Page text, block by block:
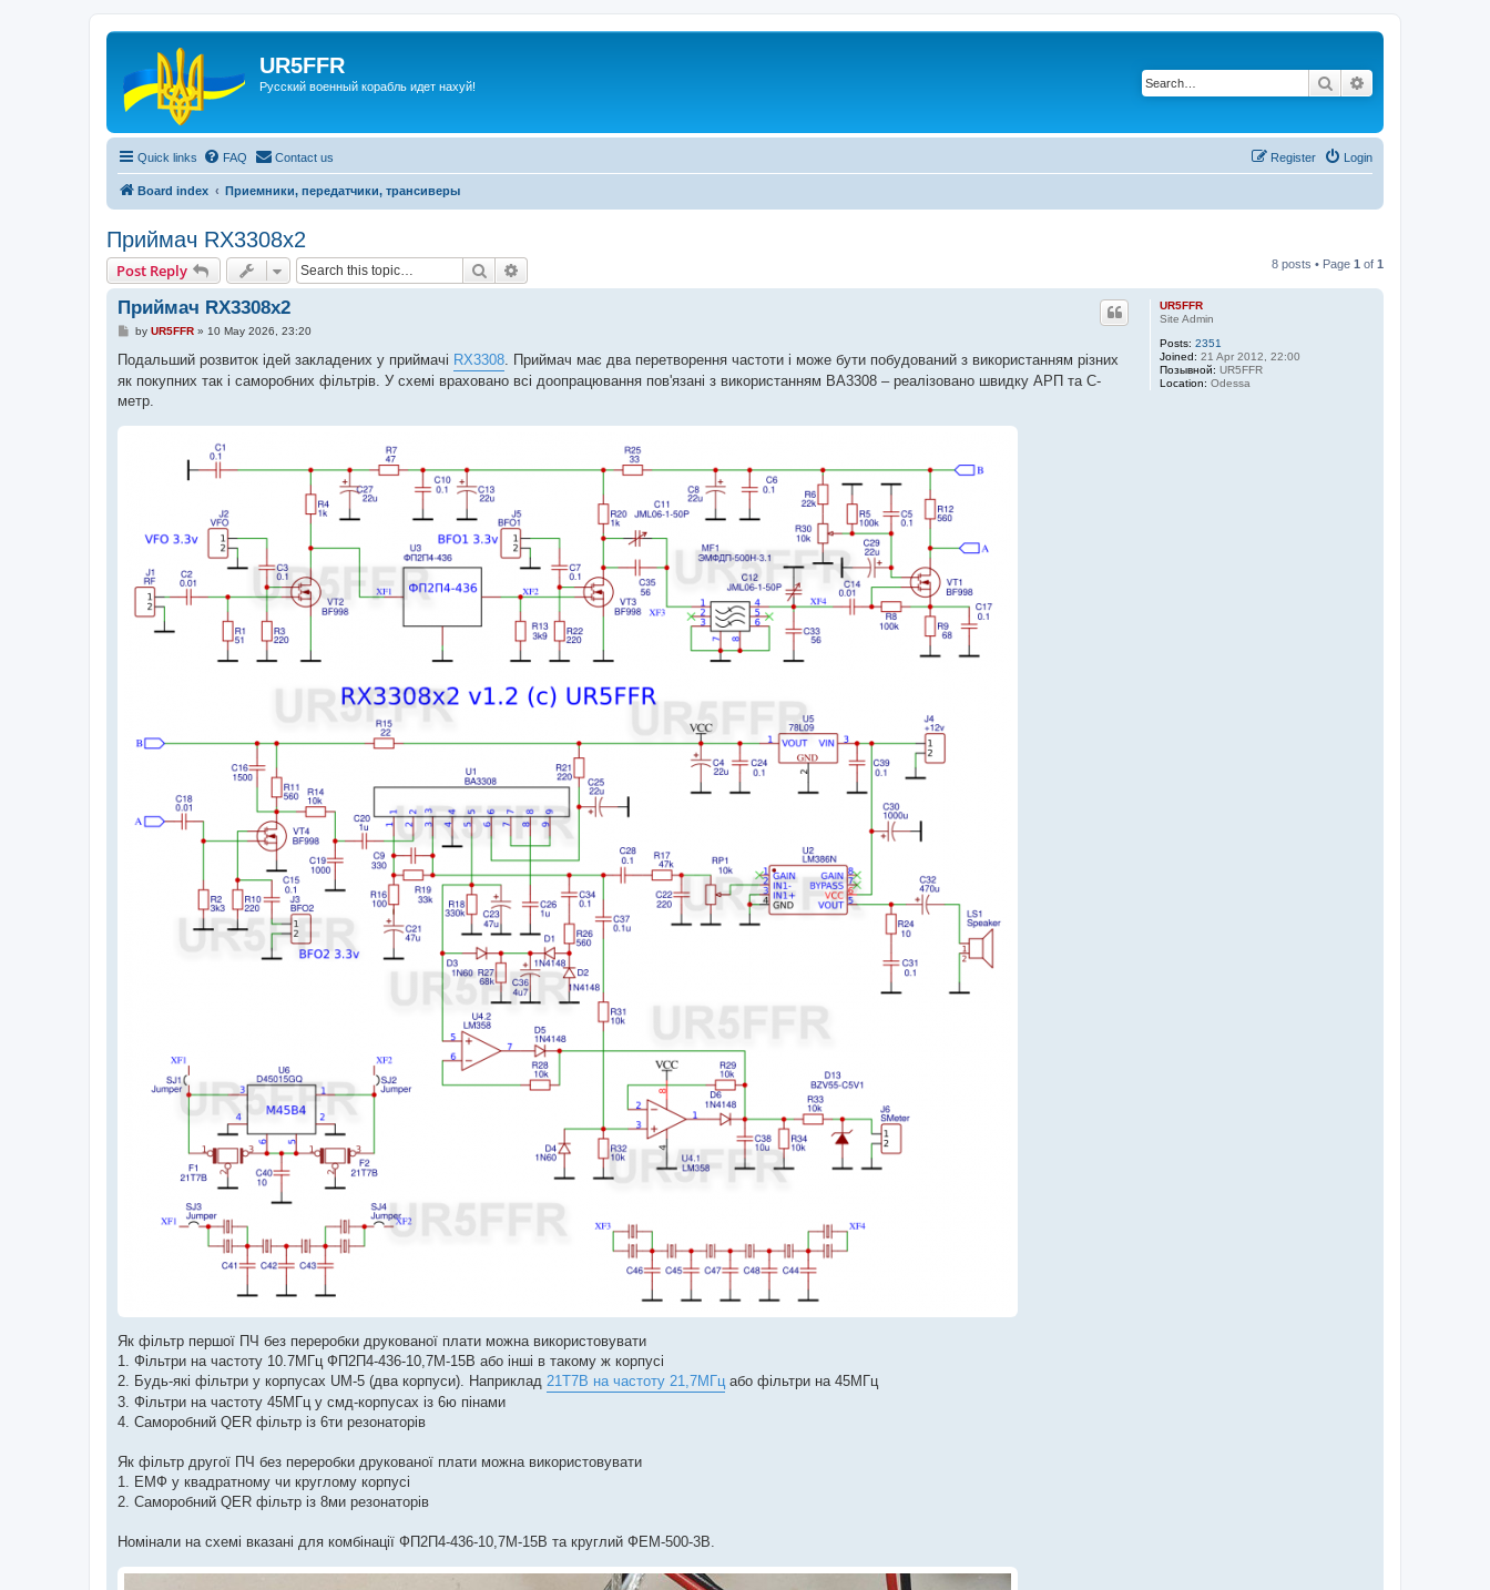
UR5FFR
Русский военный корабль идет нахуй! Search
Quick links FAQ Contact us Login
Register
Board index Приемники, передатчики, трансиверы
Приймач RX3308x2
Post Reply Search 8 posts • Page 1 of 1
UR5FFR
Site Admin
Posts: 2351
Joined: 21 Apr 2012, 22:00
Позывной: UR5FFR
Location: Odessa
Приймач RX3308x2
P
s
by UR5FFR» 10 May 2026, 23:20
Подальший розвиток ідей закладених у приймачі RX3308. Приймач має два перетворення частоти і може бути побудований з використанням різних
як покупних так і саморобних фільтрів. У схемі враховано всі доопрацювання пов'язані з використанням BA3308 – реалізовано швидку АРП та С-
метр.
Як фільтр першої ПЧ без переробки друкованої плати можна використовувати
1. Фільтри на частоту 10.7МГц ФП2П4-436-10,7М-15В або інші в такому ж корпусі
2. Будь-які фільтри у корпусах UM-5 (два корпуси). Наприклад 21T7B на частоту 21,7МГц або фільтри на 45МГц
3. Фільтри на частоту 45МГц у смд-корпусах із 6ю пінами
4. Саморобний QER фільтр із 6ти резонаторів
Як фільтр другої ПЧ без переробки друкованої плати можна використовувати
1. ЕМФ у квадратному чи круглому корпусі
2. Саморобний QER фільтр із 8ми резонаторів
Номінали на схемі вказані для комбінації ФП2П4-436-10,7М-15В та круглий ФЕМ-500-3В.